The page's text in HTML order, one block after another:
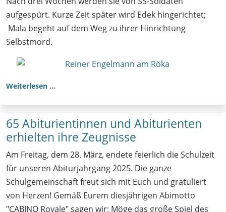
aufgespürt. Kurze Zeit später wird Edek hingerichtet;
Mala begeht auf dem Weg zu ihrer Hinrichtung
Selbstmord.
Weiterlesen …
65 Abiturientinnen und Abiturienten
erhielten ihre Zeugnisse
Am Freitag, dem 28. März, endete feierlich die Schulzeit
für unseren Abiturjahrgang 2025. Die ganze
Schulgemeinschaft freut sich mit Euch und gratuliert
von Herzen! Gemäß Eurem diesjährigen Abimotto
"CABINO Royale" sagen wir: Möge das große Spiel des